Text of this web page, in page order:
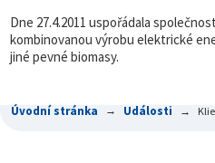
Dne 27.4.2011 uspořádala
kombinovanou výrobu elektrické
jiné pevné biomasy.
Úvodní stránka Události